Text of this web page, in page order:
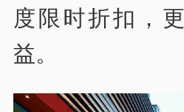
度限时折扣，
益。